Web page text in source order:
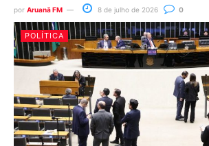
por Aruanã FM 8 de julho de 2026 0
POLÍTICA